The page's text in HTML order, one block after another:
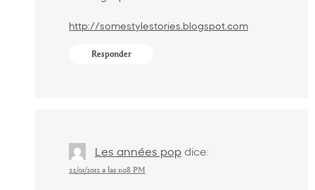
http://somestylestories.blogspot.com
Responder
Les années pop dice:
22/01/2012 a las 1:08 PM